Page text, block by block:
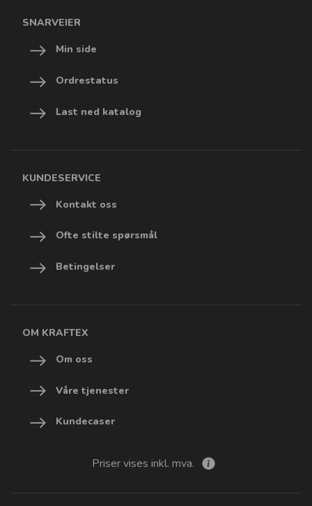
SNARVEIER
Min side
Ordrestatus
Last ned katalog
KUNDESERVICE
Kontakt oss
Ofte stilte spørsmål
Betingelser
OM KRAFTEX
Om oss
Våre tjenester
Kundecaser
Priser vises inkl. mva.